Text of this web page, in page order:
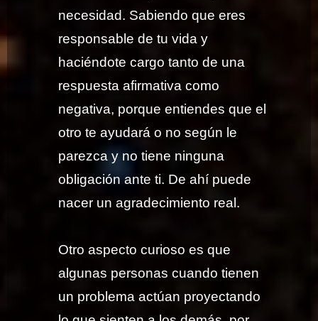
necesidad. Sabiendo que eres
responsable de tu vida y
haciéndote cargo tanto de una
respuesta afirmativa como
negativa, porque entiendes que el
otro te ayudará o no según le
parezca y no tiene ninguna
obligación ante ti. De ahí puede
nacer un agradecimiento real.
Otro aspecto curioso es que
algunas personas cuando tienen
un problema actúan proyectando